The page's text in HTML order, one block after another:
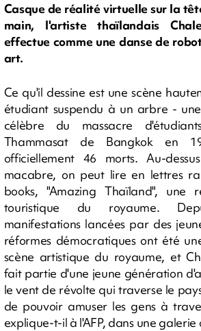
Casque de réalité virtuelle sur la
main, l'artiste thaïlandais
effectue comme une danse de
art.
Ce qu'il dessine est une scène
étudiant suspendu à un arbre -
célèbre du massacre
Thammasat de Bangkok en
officiellement 46 morts. Au-
macabre, on peut lire en lettres
books, "Amazing Thaïland", une
touristique du royaume.
manifestations lancées par des
réformes démocratiques ont été
scène artistique du royaume, et
fait partie d'une jeune génération
le vent de révolte qui traverse le
de pouvoir amuser les gens à
explique-t-il à l'AFP, dans une galerie